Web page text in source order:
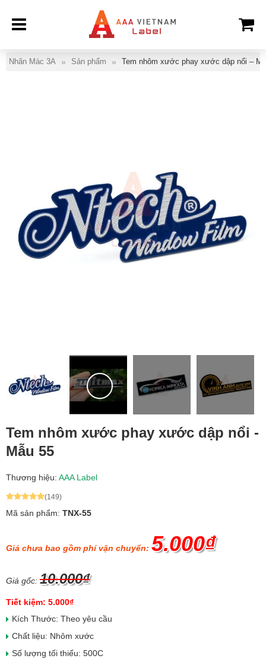
Nhãn Mác 3A Sản phẩm Tem nhôm xước phay xước dập nổi –
Tem nhôm xước phay xước dập nổi -
Mẫu 55
Thương hiệu: AAA Label
(149)
Mã sản phẩm: TNX-55
Giá chưa bao gồm phí vận chuyển: 5.000₫
Giá gốc: 10.000₫
Tiết kiệm: 5.000₫
Kích Thước: Theo yêu cầu
Chất liệu: Nhôm xước
Số lượng tối thiểu: 500C